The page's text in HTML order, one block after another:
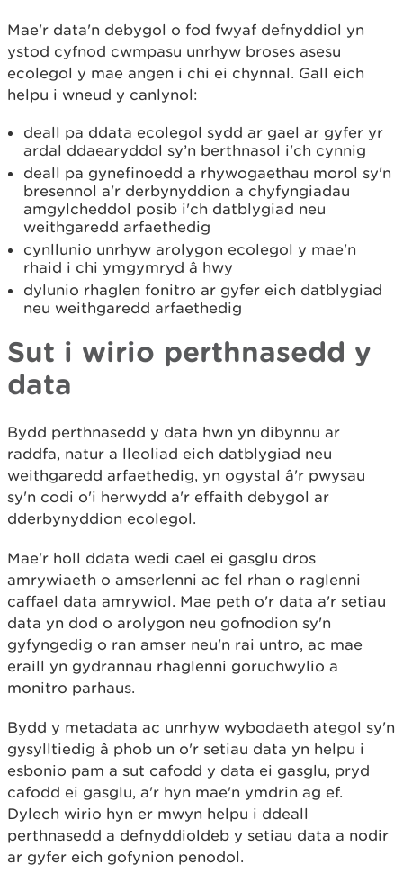
Mae'r data'n debygol o fod fwyaf defnyddiol yn
ystod cyfnod cwmpasu unrhyw broses asesu
ecolegol y mae angen i chi ei chynnal. Gall eich
helpu i wneud y canlynol:
deall pa ddata ecolegol sydd ar gael ar gyfer yr
ardal ddaearyddol sy’n berthnasol i'ch cynnig
deall pa gynefinoedd a rhywogaethau morol sy'n
bresennol a'r derbynyddion a chyfyngiadau
amgylcheddol posib i'ch datblygiad neu
weithgaredd arfaethedig
cynllunio unrhyw arolygon ecolegol y mae'n
rhaid i chi ymgymryd â hwy
dylunio rhaglen fonitro ar gyfer eich datblygiad
neu weithgaredd arfaethedig
Sut i wirio perthnasedd y
data
Bydd perthnasedd y data hwn yn dibynnu ar
raddfa, natur a lleoliad eich datblygiad neu
weithgaredd arfaethedig, yn ogystal â'r pwysau
sy'n codi o'i herwydd a'r effaith debygol ar
dderbynyddion ecolegol.
Mae'r holl ddata wedi cael ei gasglu dros
amrywiaeth o amserlenni ac fel rhan o raglenni
caffael data amrywiol. Mae peth o'r data a'r setiau
data yn dod o arolygon neu gofnodion sy'n
gyfyngedig o ran amser neu'n rai untro, ac mae
eraill yn gydrannau rhaglenni goruchwylio a
monitro parhaus.
Bydd y metadata ac unrhyw wybodaeth ategol sy'n
gysylltiedig â phob un o'r setiau data yn helpu i
esbonio pam a sut cafodd y data ei gasglu, pryd
cafodd ei gasglu, a'r hyn mae'n ymdrin ag ef.
Dylech wirio hyn er mwyn helpu i ddeall
perthnasedd a defnyddioldeb y setiau data a nodir
ar gyfer eich gofynion penodol.